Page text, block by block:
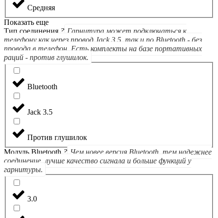
Средняя
Показать еще
Тип соединения ? Гарнитура может подключаться к
телефону как через провод Jack 3.5, так и по Bluetooth - без
провода в телефон. Есть комплекты на базе портативных
раций - против глушилок.
Bluetooth
Jack 3.5
Против глушилок
Модуль Bluetooth ? Чем новее версия Bluetooth, тем надежнее
соединение, лучше качество сигнала и больше функций у
гарнитуры.
3.0